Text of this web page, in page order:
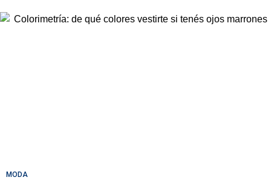
MODA